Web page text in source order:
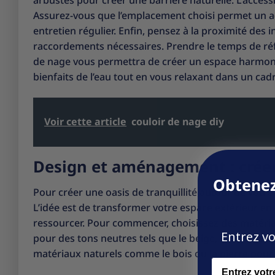
Assurez-vous que l’emplacement choisi permet
entretien régulier. Enfin, pensez à la proximité des
raccordements nécessaires. Prendre le temps de
de nage vous permettra de créer un espace
bienfaits de l’eau tout en vous relaxant dans un
Voir cette article couloir de nage diy
Design et aménagement :
Pour créer une oasis de tranquillité autour de
L’idée est de transformer votre espace extérieur
ressourcer. Pour commencer, choisissez des
pour des tons neutres tels que le beige, le blanc
matériaux naturels comme le bois ou la pierre pour
Entrez
Name